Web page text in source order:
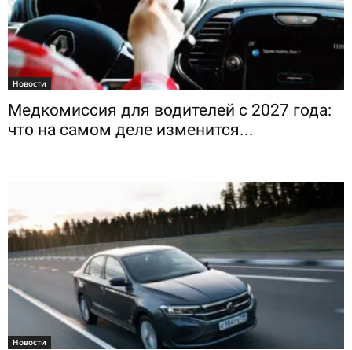
Новости
Медкомиссия для водителей с 2027 года:
что на самом деле изменится...
Новости